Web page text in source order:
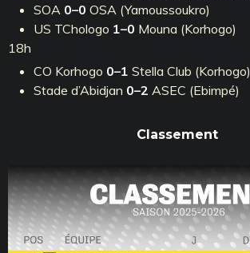
SOA 0–0 OSA (Yamoussoukro)
US TChologo 1–0 Mouna (Korhogo)
18h
CO Korhogo 0–1 Stella Club (Korhogo)
Stade d’Abidjan 0–2 ASEC (Ebimpé)
Classement